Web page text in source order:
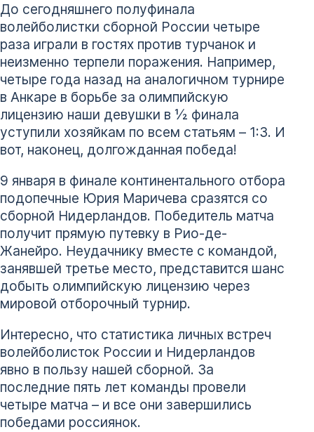
До сегодняшнего полуфинала
волейболистки сборной России четыре
раза играли в гостях против турчанок и
неизменно терпели поражения. Например,
четыре года назад на аналогичном турнире
в Анкаре в борьбе за олимпийскую
лицензию наши девушки в ½ финала
уступили хозяйкам по всем статьям – 1:3. И
вот, наконец, долгожданная победа!
9 января в финале континентального отбора
подопечные Юрия Маричева сразятся со
сборной Нидерландов. Победитель матча
получит прямую путевку в Рио-де-
Жанейро. Неудачнику вместе с командой,
занявшей третье место, представится шанс
добыть олимпийскую лицензию через
мировой отборочный турнир.
Интересно, что статистика личных встреч
волейболисток России и Нидерландов
явно в пользу нашей сборной. За
последние пять лет команды провели
четыре матча – и все они завершились
победами россиянок.